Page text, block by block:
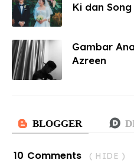
Ki dan
Gambar
Azreen
10 Comments ( HIDE )